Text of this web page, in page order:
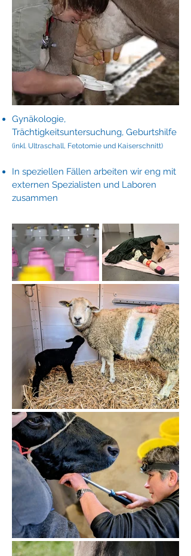
Gynäkologie,
Trächtigkeitsuntersuchung, Geburtshilfe
(inkl. Ultraschall, Fetotomie und Kaiserschnitt)
In speziellen Fällen arbeiten wir eng mit
externen Spezialisten und Laboren
zusammen